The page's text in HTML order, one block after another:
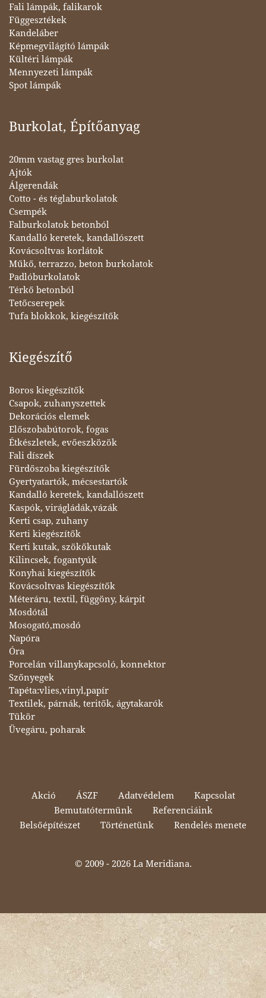
Fali lámpák, falikarok
Függesztékek
Kandeláber
Képmegvilágító lámpák
Kültéri lámpák
Mennyezeti lámpák
Spot lámpák
Burkolat, Építőanyag
20mm vastag gres burkolat
Ajtók
Álgerendák
Cotto - és téglaburkolatok
Csempék
Falburkolatok betonból
Kandalló keretek, kandallószett
Kovácsoltvas korlátok
Műkő, terrazzo, beton burkolatok
Padlóburkolatok
Térkő betonból
Tetőcserepek
Tufa blokkok, kiegészítők
Kiegészítő
Boros kiegészítők
Csapok, zuhanyszettek
Dekorációs elemek
Előszobabútorok, fogas
Étkészletek, evőeszközök
Fali díszek
Fürdőszoba kiegészítők
Gyertyatartók, mécsestartók
Kandalló keretek, kandallószett
Kaspók, virágládák,vázák
Kerti csap, zuhany
Kerti kiegészítők
Kerti kutak, szökőkutak
Kilincsek, fogantyúk
Konyhai kiegészítők
Kovácsoltvas kiegészítők
Méteráru, textil, függöny, kárpit
Mosdótál
Mosogató,mosdó
Napóra
Óra
Porcelán villanykapcsoló, konnektor
Szőnyegek
Tapéta:vlies,vinyl,papír
Textilek, párnák, teritők, ágytakarók
Tükör
Üvegáru, poharak
Akció ÁSZF Adatvédelem
Kapcsolat
Bemutatótermünk
Referenciáink
Belsőépítészet
Történetünk Rendelés menete
© 2009 - 2026 La Meridiana.